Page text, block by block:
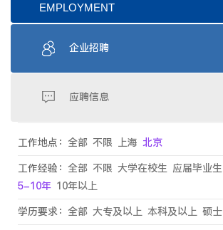
EMPLOYMENT
企业招聘
应聘信息
工作地点： 全部 不限 上海 北京
工作经验： 全部 不限 大学在校生 应届毕业生
5-10年 10年以上
学历要求： 全部 大专及以上 本科及以上 硕士